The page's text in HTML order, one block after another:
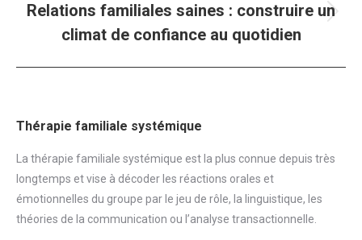
Article
suivant
:
Relations familiales saines : construire un
climat de confiance au quotidien
Thérapie familiale systémique
La thérapie familiale systémique est la plus connue depuis très
longtemps et vise à décoder les réactions orales et
émotionnelles du groupe par le jeu de rôle, la linguistique, les
théories de la communication ou l’analyse transactionnelle.